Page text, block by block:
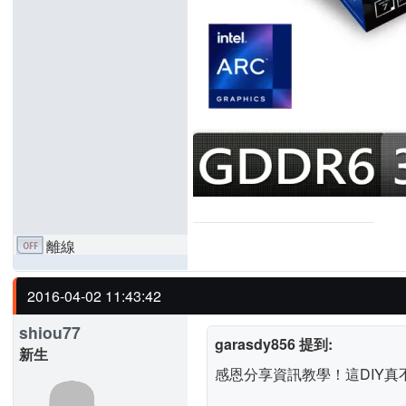
離線
2016-04-02 11:43:42
shiou77
新生
garasdy856 提到:
感恩分享資訊教學！這DIY真